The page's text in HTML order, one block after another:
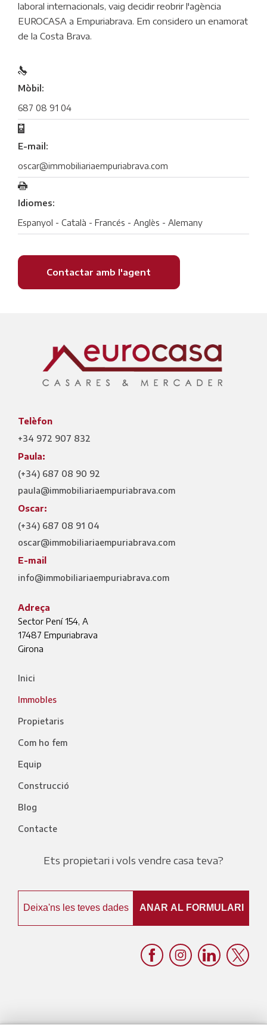
laboral internacionals, vaig decidir reobrir l'agència
EUROCASA a Empuriabrava. Em considero un enamorat
de la Costa Brava.
Mòbil:
687 08 91 04
E-mail:
oscar@immobiliariaempuriabrava.com
Idiomes:
Espanyol - Català - Francés - Anglès - Alemany
Contactar amb l'agent
Telèfon
+34 972 907 832
Paula:
(+34) 687 08 90 92
paula@immobiliariaempuriabrava.com
Oscar:
(+34) 687 08 91 04
oscar@immobiliariaempuriabrava.com
E-mail
info@immobiliariaempuriabrava.com
Adreça
Sector Pení 154, A
17487 Empuriabrava
Girona
Inici
Immobles
Propietaris
Com ho fem
Equip
Construcció
Blog
Contacte
Ets propietari i vols vendre casa teva?
Deixa'ns les teves dades ANAR AL FORMULARI